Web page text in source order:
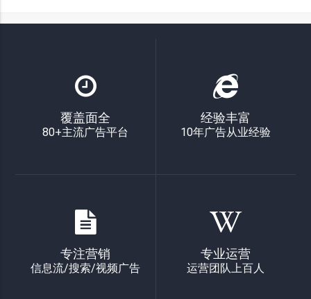
覆盖面全
80+主流广告平台
经验丰富
10年广告从业经验
专注营销
信息流/搜索/视频广告
专业运营
运营团队上百人